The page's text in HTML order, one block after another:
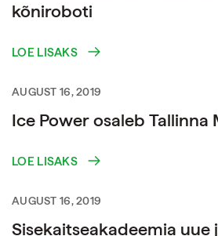
kõniroboti
LOE LISAKS
AUGUST 16, 2019
Ice Power osaleb Tallinna
LOE LISAKS
AUGUST 16, 2019
Sisekaitseakadeemia uue